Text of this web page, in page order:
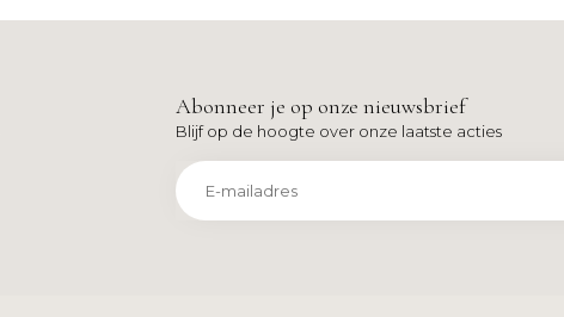
Abonneer je op onze nieuwsbrief
Blijf op de hoogte over onze laatste acties